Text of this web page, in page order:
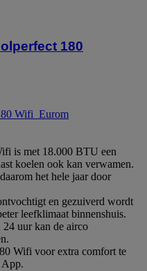
180
Wifi_Eurom
is met 18.000 BTU een
koelen ook kan verwamen.
het hele jaar door
en gezuiverd wordt
leefklimaat binnenshuis.
uur kan de airco
Wifi voor extra comfort te
App.